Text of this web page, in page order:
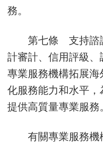
務。
第七條 支持諮詢
計審計、信用評級
專業服務機構拓展
化服務能力和水平
提供高質量專業服務
有關專業服務機